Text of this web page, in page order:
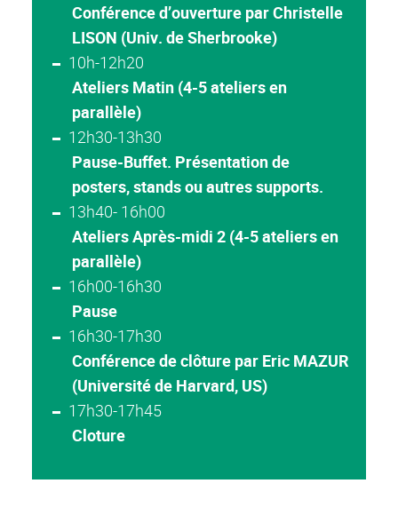
Conférence d’ouverture par Christelle
LISON (Univ. de Sherbrooke)
10h-12h20
Ateliers Matin (4-5 ateliers en
parallèle)
12h30-13h30
Pause-Buffet. Présentation de
posters, stands ou autres supports.
13h40- 16h00
Ateliers Après-midi 2 (4-5 ateliers en
parallèle)
16h00-16h30
Pause
16h30-17h30
Conférence de clôture par Eric MAZUR
(Université de Harvard, US)
17h30-17h45
Cloture